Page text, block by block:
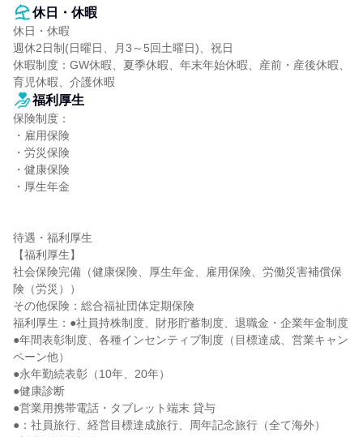
休日・休暇
休日・休暇
週休2日制(日曜日、月3～5回土曜日)、祝日
休暇制度：GW休暇、夏季休暇、年末年始休暇、産前・産後休暇、
育児休暇、介護休暇
福利厚生
保険制度：
・雇用保険
・労災保険
・健康保険
・厚生年金
待遇・福利厚生
【福利厚生】
社会保険完備（健康保険、厚生年金、雇用保険、労働災害補償保
険（労災））
その他保険：総合福祉団体定期保険
福利厚生：●社員持株制度、財形貯蓄制度、退職金・企業年金制度
●年間表彰制度、各種インセンティブ制度（目標達成、営業キャン
ペーン他）
●永年勤続表彰（10年、20年）
●健康診断
●営業用携帯電話・タブレット端末 貸与
●：社員旅行、経営目標達成旅行、周年記念旅行（全て海外）